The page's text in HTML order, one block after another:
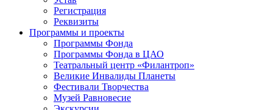
Регистрация
Реквизиты
Программы и проекты
Программы Фонда
Программы Фонда в ЦАО
Театральный центр «Филантроп»
Великие Инвалиды Планеты
Фестивали Творчества
Музей Равновесие